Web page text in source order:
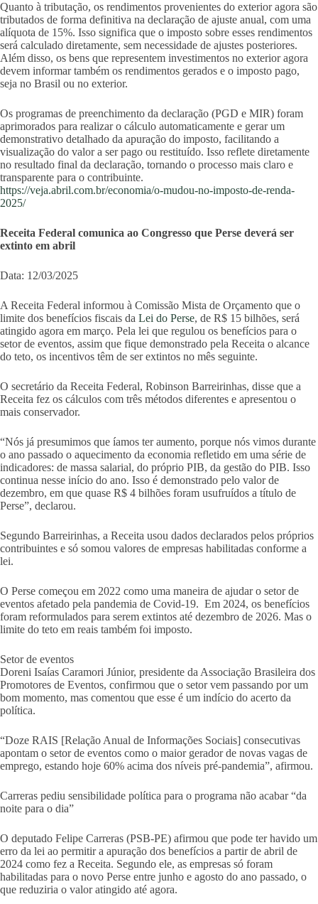
Quanto à tributação, os rendimentos provenientes do exterior agora são
tributados de forma definitiva na declaração de ajuste anual, com uma
alíquota de 15%. Isso significa que o imposto sobre esses rendimentos
será calculado diretamente, sem necessidade de ajustes posteriores.
Além disso, os bens que representem investimentos no exterior agora
devem informar também os rendimentos gerados e o imposto pago,
seja no Brasil ou no exterior.
Os programas de preenchimento da declaração (PGD e MIR) foram
aprimorados para realizar o cálculo automaticamente e gerar um
demonstrativo detalhado da apuração do imposto, facilitando a
visualização do valor a ser pago ou restituído. Isso reflete diretamente
no resultado final da declaração, tornando o processo mais claro e
transparente para o contribuinte.
https://veja.abril.com.br/economia/o-mudou-no-imposto-de-renda-
2025/
Receita Federal comunica ao Congresso que Perse deverá ser
extinto em abril
Data: 12/03/2025
A Receita Federal informou à Comissão Mista de Orçamento que o
limite dos benefícios fiscais da Lei do Perse, de R$ 15 bilhões, será
atingido agora em março. Pela lei que regulou os benefícios para o
setor de eventos, assim que fique demonstrado pela Receita o alcance
do teto, os incentivos têm de ser extintos no mês seguinte.
O secretário da Receita Federal, Robinson Barreirinhas, disse que a
Receita fez os cálculos com três métodos diferentes e apresentou o
mais conservador.
“Nós já presumimos que íamos ter aumento, porque nós vimos durante
o ano passado o aquecimento da economia refletido em uma série de
indicadores: de massa salarial, do próprio PIB, da gestão do PIB. Isso
continua nesse início do ano. Isso é demonstrado pelo valor de
dezembro, em que quase R$ 4 bilhões foram usufruídos a título de
Perse”, declarou.
Segundo Barreirinhas, a Receita usou dados declarados pelos próprios
contribuintes e só somou valores de empresas habilitadas conforme a
lei.
O Perse começou em 2022 como uma maneira de ajudar o setor de
eventos afetado pela pandemia de Covid-19. Em 2024, os benefícios
foram reformulados para serem extintos até dezembro de 2026. Mas o
limite do teto em reais também foi imposto.
Setor de eventos
Doreni Isaías Caramori Júnior, presidente da Associação Brasileira dos
Promotores de Eventos, confirmou que o setor vem passando por um
bom momento, mas comentou que esse é um indício do acerto da
política.
“Doze RAIS [Relação Anual de Informações Sociais] consecutivas
apontam o setor de eventos como o maior gerador de novas vagas de
emprego, estando hoje 60% acima dos níveis pré-pandemia”, afirmou.
Carreras pediu sensibilidade política para o programa não acabar “da
noite para o dia”
O deputado Felipe Carreras (PSB-PE) afirmou que pode ter havido um
erro da lei ao permitir a apuração dos benefícios a partir de abril de
2024 como fez a Receita. Segundo ele, as empresas só foram
habilitadas para o novo Perse entre junho e agosto do ano passado, o
que reduziria o valor atingido até agora.